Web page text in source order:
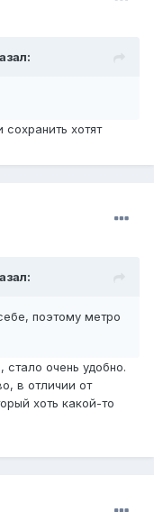
хотят
поэтому метро
очень удобно.
в отличии от
хоть какой-то